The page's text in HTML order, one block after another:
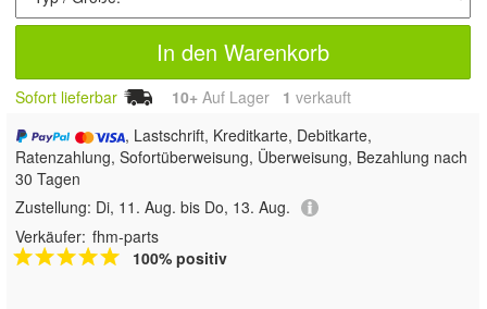
In den Warenkorb
Sofort lieferbar 10+ Auf Lager 1 verkauft
, Lastschrift, Kreditkarte, Debitkarte,
Ratenzahlung, Sofortüberweisung, Überweisung, Bezahlung nach
30 Tagen
Zustellung: Di, 11. Aug. bis Do, 13. Aug.
Verkäufer: fhm-parts
100% positiv